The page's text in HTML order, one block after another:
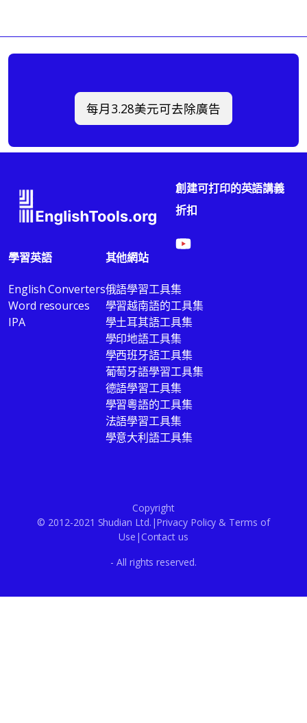
每月3.28美元可去除廣告
創建可打印的英語講義
折扣
學習英語
English Converters
Word resources
IPA
其他網站
俄語學習工具集
學習越南語的工具集
學土耳其語工具集
學印地語工具集
學西班牙語工具集
葡萄牙語學習工具集
德語學習工具集
學習粵語的工具集
法語學習工具集
學意大利語工具集
Copyright
© 2012-2021 Shudian Ltd.|Privacy Policy & Terms of
Use | Contact us
- All rights reserved.